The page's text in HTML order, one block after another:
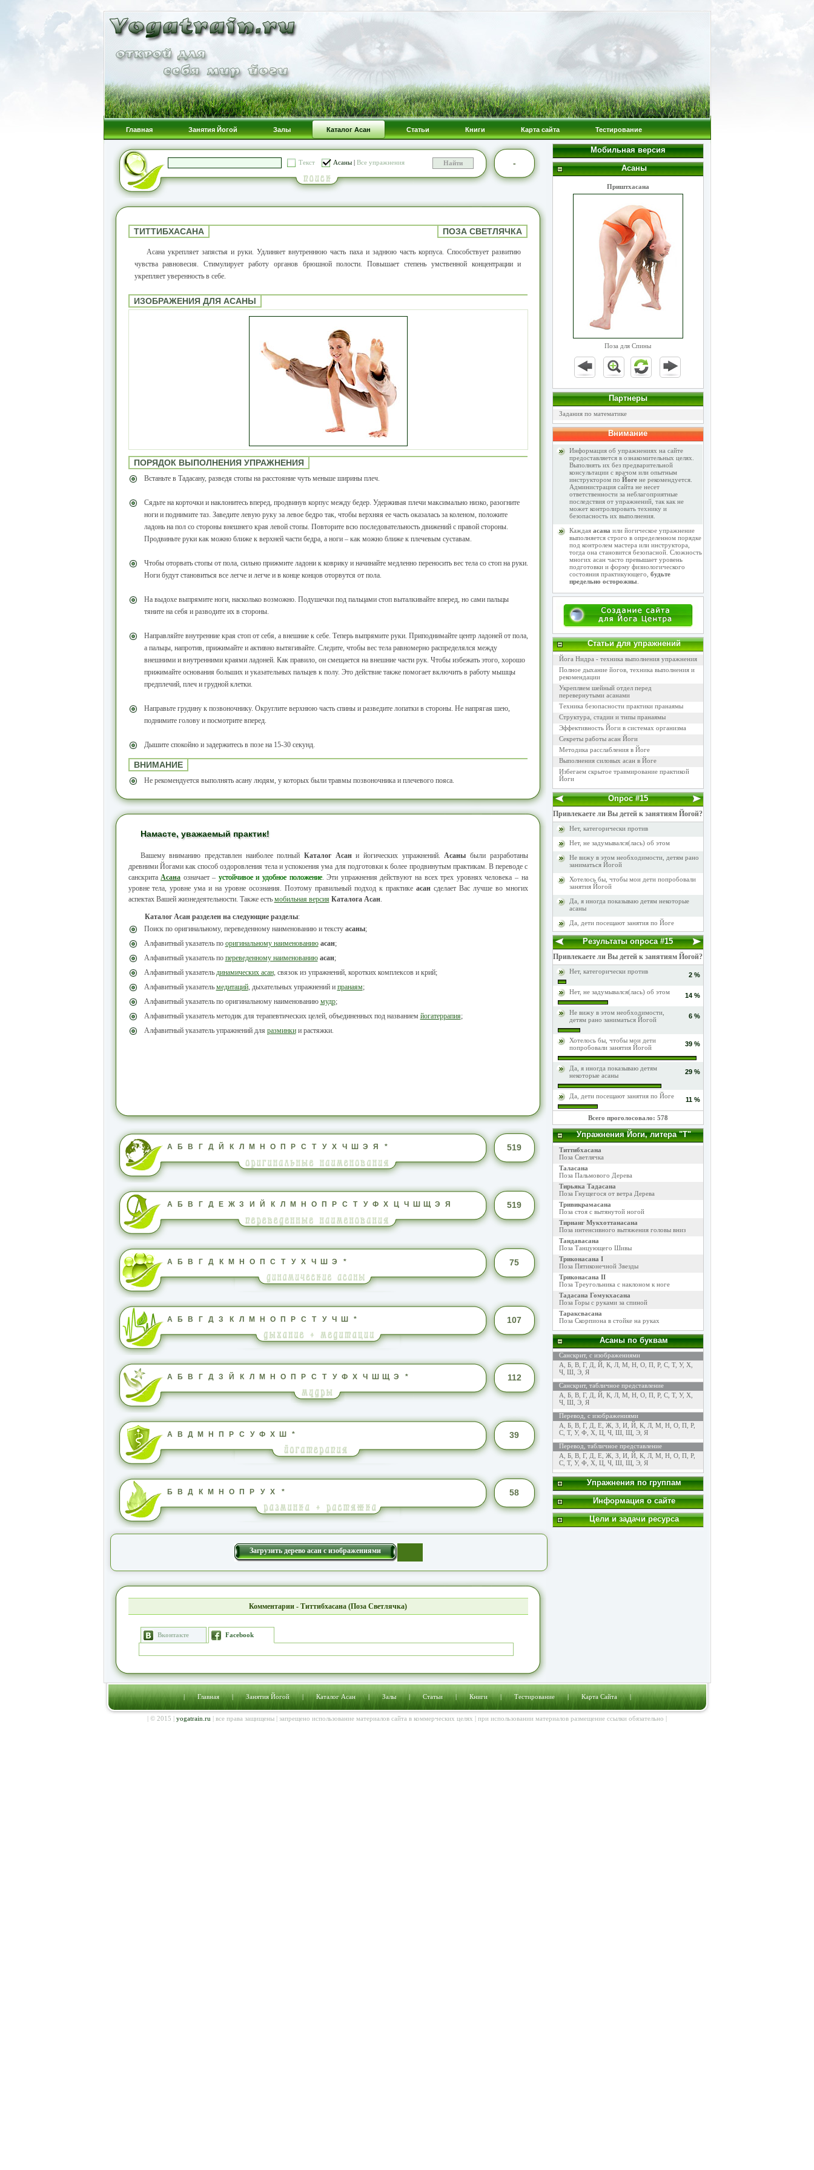
Главная Занятия Йогой Залы Каталог Асан Статьи Книги Карта сайта Тестирование
Текст Асаны| Все упражнения -
ТИТТИБХАСАНА ПОЗА СВЕТЛЯЧКА
Асана укрепляет запястья и руки. Удлиняет внутреннюю часть паха и заднюю часть корпуса. Способствует развитию
чувства равновесия. Стимулирует работу органов брюшной полости. Повышает степень умственной концентрации и
укрепляет уверенность в себе.
ИЗОБРАЖЕНИЯ ДЛЯ АСАНЫ
ПОРЯДОК ВЫПОЛНЕНИЯ УПРАЖНЕНИЯ
Встаньте в Тадасану, разведя стопы на расстояние чуть меньше ширины плеч.
Сядьте на корточки и наклонитесь вперед, продвинув корпус между бедер. Удерживая плечи максимально низко, разогните
ноги и поднимите таз. Заведите левую руку за левое бедро так, чтобы верхняя ее часть оказалась за коленом, положите
ладонь на пол со стороны внешнего края левой стопы. Повторите всю последовательность движений с правой стороны.
Продвиньте руки как можно ближе к верхней части бедра, а ноги – как можно ближе к плечевым суставам.
Чтобы оторвать стопы от пола, сильно прижмите ладони к коврику и начинайте медленно переносить вес тела со стоп на руки.
Ноги будут становиться все легче и легче и в конце концов оторвутся от пола.
На выдохе выпрямите ноги, насколько возможно. Подушечки под пальцами стоп выталкивайте вперед, но сами пальцы
тяните на себя и разводите их в стороны.
Направляйте внутренние края стоп от себя, а внешние к себе. Теперь выпрямите руки. Приподнимайте центр ладоней от пола,
а пальцы, напротив, прижимайте и активно вытягивайте. Следите, чтобы вес тела равномерно распределялся между
внешними и внутренними краями ладоней. Как правило, он смещается на внешние части рук. Чтобы избежать этого, хорошо
прижимайте основания больших и указательных пальцев к полу. Это действие также помогает включить в работу мышцы
предплечий, плеч и грудной клетки.
Направьте грудину к позвоночнику. Округлите верхнюю часть спины и разведите лопатки в стороны. Не напрягая шею,
поднимите голову и посмотрите вперед.
Дышите спокойно и задержитесь в позе на 15-30 секунд.
ВНИМАНИЕ
Не рекомендуется выполнять асану людям, у которых были травмы позвоночника и плечевого пояса.
Намасте, уважаемый практик!
Вашему вниманию представлен наиболее полный Каталог Асани йогических упражнений. Асаны были разработаны
древними Йогами как способ оздоровления тела и успокоения ума для подготовки к более продвинутым практикам. В переводе с
санскрита Асана означает – устойчивое и удобное положение. Эти упражнения действуют на всех трех уровнях человека – на
уровне тела, уровне ума и на уровне осознания. Поэтому правильный подход к практике асансделает Вас лучше во многих
аспектах Вашей жизнедеятельности. Также есть мобильная версия Каталога Асан.
Каталог Асан разделен на следующие разделы:
Поиск по оригинальному, переведенному наименованию и тексту асаны;
Алфавитный указатель по оригинальному наименованию асан;
Алфавитный указатель по переведенному наименованию асан;
Алфавитный указатель динамических асан, связок из упражнений, коротких комплексов и крий;
Алфавитный указатель медитаций, дыхательных упражнений и пранаям;
Алфавитный указатель по оригинальному наименованию мудр;
Алфавитный указатель методик для терапевтических целей, объединенных под названием йогатеррапия;
Алфавитный указатель упражнений для разминкии растяжки.
А Б В Г Д Й К Л М Н О П Р С Т У Х Ч Ш Э Я * 519
А Б В Г Д Е Ж З И Й К Л М Н О П Р С Т У Ф Х Ц Ч Ш Щ Э Я 519
А Б В Г Д К М Н О П С Т У Х Ч Ш Э * 75
А Б В Г Д З К Л М Н О П Р С Т У Ч Ш * 107
А Б В Г Д З Й К Л М Н О П Р С Т У Ф Х Ч Ш Щ Э * 112
А В Д М Н П Р С У Ф Х Ш * 39
Б В Д К М Н О П Р У Х * 58
Загрузить дерево асан с изображениями
Комментарии - Титтибхасана (Поза Светлячка)
Вконтакте Facebook
Мобильная версия
Асаны
Приштхасана
Поза для Спины
Партнеры
Задания по математике
Внимание
Информация об упражнениях на сайте
предоставляется в ознакомительных целях.
Выполнять их без предварительной
консультации с врачом или опытным
инструктором по Йогене рекомендуется.
Администрация сайта не несет
ответственности за неблагоприятные
последствия от упражнений, так как не
может контролировать технику и
безопасность их выполнения.
Каждая асана или йогическое упражнение
выполняется строго в определенном порядке
под контролем мастера или инструктора,
тогда она становится безопасной. Сложность
многих асан часто превышает уровень
подготовки и форму физиологического
состояния практикующего, будьте
предельно осторожны
Статьи для упражнений
Йога Нидра - техника выполнения упражнения
Полное дыхание йогов, техника выполнения и
рекомендации
Укрепляем шейный отдел перед
перевернутыми асанами
Техника безопасности практики пранаямы
Структура, стадии и типы пранаямы
Эффективность Йоги в системах организма
Секреты работы асан Йоги
Методика расслабления в Йоге
Выполнения силовых асан в Йоге
Избегаем скрытое травмирование практикой
Йоги
Опрос #15
Привлекаете ли Вы детей к занятиям Йогой?
Нет, категорически против
Нет, не задумывался(лась) об этом
Не вижу в этом необходимости, детям рано
заниматься Йогой
Хотелось бы, чтобы мои дети попробовали
занятия Йогой
Да, я иногда показываю детям некоторые
асаны
Да, дети посещают занятия по Йоге
Результаты опроса #15
Привлекаете ли Вы детей к занятиям Йогой?
Нет, категорически против 2 %
Нет, не задумывался(лась) об этом 14 %
Не вижу в этом необходимости,
детям рано заниматься Йогой
6 %
Хотелось бы, чтобы мои дети
попробовали занятия Йогой
39 %
Да, я иногда показываю детям
некоторые асаны
29 %
Да, дети посещают занятия по Йоге 11 %
Всего проголосовало: 578
Упражнения Йоги, литера "Т"
Титтибхасана
Поза Светлячка
Таласана
Поза Пальмового Дерева
Тирьяка Тадасана
Поза Гнущегося от ветра Дерева
Тривикрамасана
Поза стоя с вытянутой ногой
Тирианг Мукхоттанасана
Поза интенсивного вытяжения головы вниз
Тандавасана
Поза Танцующего Шивы
Триконасана I
Поза Пятиконечной Звезды
Триконасана II
Поза Треугольника с наклоном к ноге
Тадасана Гомукхасана
Поза Горы с руками за спиной
Тараксвасана
Поза Скорпиона в стойке на руках
Асаны по буквам
Санскрит, с изображениями
А Б, В, Г, Д Й, К, Л, М Н, О, П, Р, С, Т, У, Х
Ч, Ш, Э, Я
Санскрит, табличное представление
А Б, В, Г, Д Й, К, Л, М Н, О, П, Р, С, Т, У, Х
Ч, Ш, Э, Я
Перевод, с изображениями
А Б, В, Г, Д Е Ж, З И, Й, К, Л, М Н, О, П, Р,
С, Т, У, Ф Х Ц, Ч, Ш, Щ, Э, Я
Перевод, табличное представление
А Б, В, Г, Д Е Ж, З И, Й, К, Л, М Н, О, П, Р,
С, Т, У, Ф Х Ц, Ч, Ш, Щ, Э, Я
Упражнения по группам
Информация о сайте
Цели и задачи ресурса
|Главная|Занятия Йогой|Каталог Асан|Залы|Статьи|Книги|Тестирование|Карта Сайта|
| © 2015 | yogatrain.ru | все права защищены | запрещено использование материалов сайта в коммерческих целях | при использовании материалов размещение ссылки обязательно |